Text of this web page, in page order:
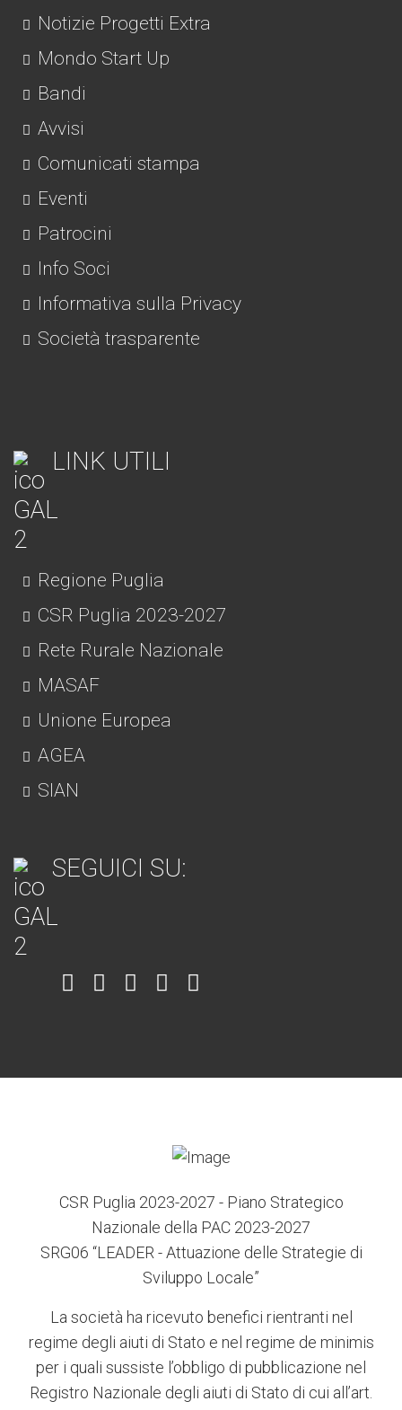
Notizie Progetti Extra
Mondo Start Up
Bandi
Avvisi
Comunicati stampa
Eventi
Patrocini
Info Soci
Informativa sulla Privacy
Società trasparente
LINK UTILI
Regione Puglia
CSR Puglia 2023-2027
Rete Rurale Nazionale
MASAF
Unione Europea
AGEA
SIAN
SEGUICI SU:
Item Item Item Item
CSR Puglia 2023-2027 - Piano Strategico
Nazionale della PAC 2023-2027
SRG06 “LEADER - Attuazione delle Strategie di
Sviluppo Locale”
La società ha ricevuto benefici rientranti nel
regime degli aiuti di Stato e nel regime de minimis
per i quali sussiste l’obbligo di pubblicazione nel
Registro Nazionale degli aiuti di Stato di cui all’art.